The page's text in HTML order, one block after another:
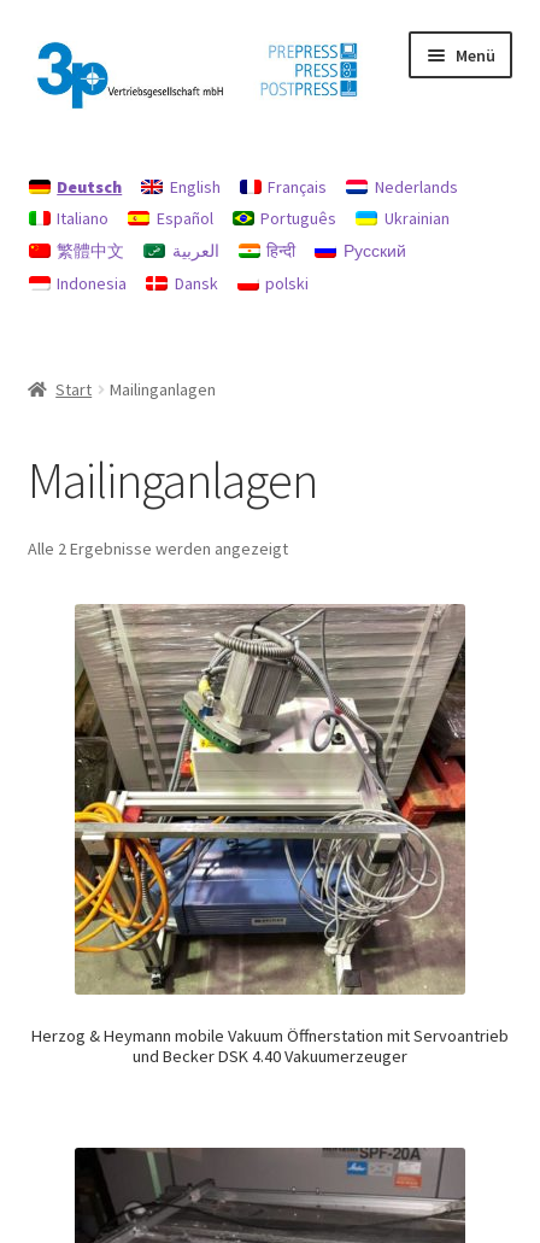
Zur
Navigation
springen
Zum
Inhalt
springen
Menü
Datenschutz
Gebrauchtmaschinen
Deutsch English Français
Nederlands
Italiano
Español Português
Ukrainian
繁體中文
العربية हिन्दी
Русский
Indonesia
Dansk polski
Start Mailinganlagen
Mailinganlagen
Alle 2 Ergebnisse werden angezeigt
Herzog & Heymann mobile Vakuum Öffnerstation mit Servoantrieb
und Becker DSK 4.40 Vakuumerzeuger